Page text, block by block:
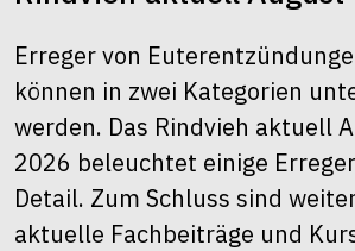
Erreger von
können in zwei Kategorien
werden. Das Rindvieh aktuell
2026 beleuchtet einige
Detail. Zum Schluss sind
aktuelle Fachbeiträge und